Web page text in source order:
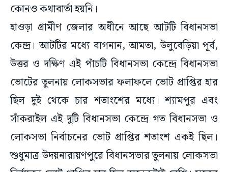
কোনও কথাবার্তা হয়নি।
হাওড়া গ্রামীণ জেলার অধীনে আছে আটটি বিধানসভা
কেন্দ্র। আটটির মধ্যে বাগনান, আমতা, উলুবেড়িয়া পূর্ব,
উত্তর ও দক্ষিণ এই পাঁচটি বিধানসভা কেন্দ্রে বিধানসভা
ভোটের তুলনায় লোকসভার ফলাফলে ভোট প্রাপ্তির হার
ছিল দুই থেকে চার শতাংশের মধ্যে। শ্যামপুর এবং
সাঁকরাইল এই দুটি বিধানসভা কেন্দ্রে গত বিধানসভা ও
লোকসভা নির্বাচনের ভোট প্রাপ্তির শতাংশ একই ছিল।
শুধুমাত্র উদয়নারায়ণপুরে বিধানসভার তুলনায় লোকসভা